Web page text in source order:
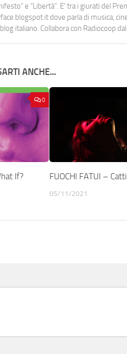
e “Libertà”. E' tra i giurati del
dove parla di musica,
italiano. Collabora con Radiocoop
ANCHE...
0
If? FUOCHI FATUI –
05/11/2021